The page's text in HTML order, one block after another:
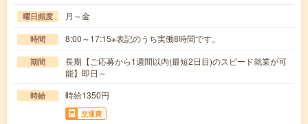
曜日頻度 月～金
時間 8:00～17:15※表記のうち実働8時間です。
期間
長期【ご応募から1週間以内(最短2日目)のスピード就業が可
能】即日～
時給 時給1350円
交通費